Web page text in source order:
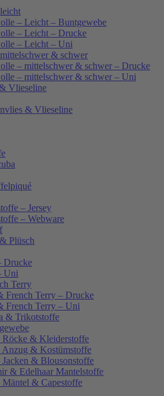
– Leicht – Buntgewebe
– Leicht – Drucke
– Leicht – Uni
& schwer
– mittelschwer & schwer – Drucke
– mittelschwer & schwer – Uni
Vlieseline
& Vlieseline
– Jersey
– Webware
Plüsch
Drucke
Uni
Terry
French Terry – Drucke
French Terry – Uni
& Trikotstoffe
Röcke & Kleiderstoffe
Anzug & Kostümstoffe
& Blousonstoffe
& Edelhaar Mantelstoffe
Mäntel & Capestoffe